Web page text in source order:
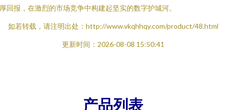
回报，在激烈的市场竞争中构建起坚实的数字护城河。
如若转载，请注明出处：http://www.vkqhhqy.com/product/48.html
更新时间：2026-08-08 15:50:41
产品列表